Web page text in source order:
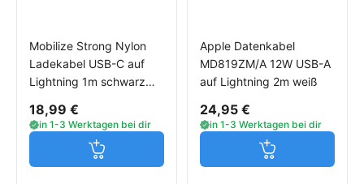
Mobilize Strong Nylon
Ladekabel USB-C auf
Lightning 1m schwarz
18,99 €
in 1-3 Werktagen bei dir
Jetzt in den Warenkorb
Apple Datenkabel
MD819ZM/A 12W USB-A
auf Lightning 2m weiß
24,95 €
in 1-3 Werktagen bei dir
Jetzt in den